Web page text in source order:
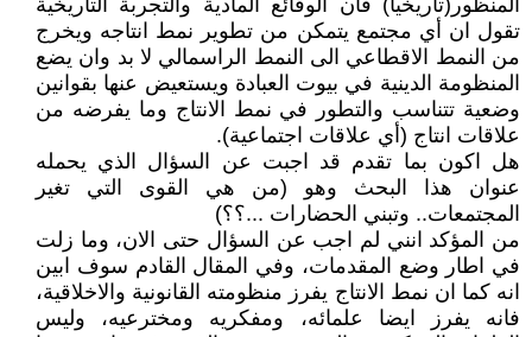
المنظور(تاريخيا) فان الوقائع المادية والتجربة التاريخية
تقول ان أي مجتمع يتمكن من تطوير نمط انتاجه ويخرج
من النمط الاقطاعي الى النمط الراسمالي لا بد وان يضع
المنظومة الدينية في بيوت العبادة ويستعيض عنها بقوانين
وضعية تتناسب والتطور في نمط الانتاج وما يفرضه من
علاقات انتاج (أي علاقات اجتماعية).
هل اكون بما تقدم قد اجبت عن السؤال الذي يحمله
عنوان هذا البحث وهو (من هي القوى التي تغير
المجتمعات.. وتبني الحضارات ...؟؟)
من المؤكد انني لم اجب عن السؤال حتى الان، وما زلت
في اطار وضع المقدمات، وفي المقال القادم سوف ابين
انه كما ان نمط الانتاج يفرز منظومته القانونية والاخلاقية،
فانه يفرز ايضا علمائه، ومفكريه ومخترعيه، وليس